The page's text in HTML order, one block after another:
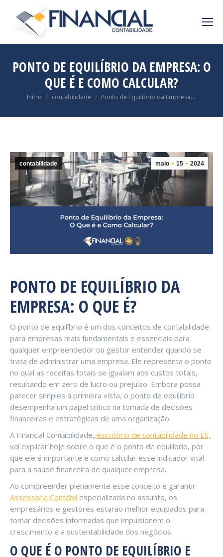
PONTO DE EQUILÍBRIO DA EMPRESA: O
QUE É E COMO CALCULAR?
Você está aqui:
Início contabilidade Ponto de Equilíbrio da Empresa:…
maio 15 2024
contabilidade
PONTO DE EQUILÍBRIO DA
EMPRESA: O QUE É?
O ponto de equilíbrio é um dos conceitos de contabilidade
para empresas mais fundamentais e essenciais para
qualquer empreendedor ou gestor entender quando se
trata de administrar uma empresa. Ele representa o ponto
no qual as receitas totais se igualam aos custos totais,
resultando em zero de lucro ou prejuízo. Embora possa
parecer simples à primeira vista, o ponto de equilíbrio
desempenha um papel crítico na tomada de decisões
financeiras e estratégicas de uma organização.
A Financial Contabilidade, escritório de contabilidade no ES,
vai explicar hoje sobre o que é o ponto de equilíbrio, por
que ele é importante e como calcular esse indicador vital
para a saúde financeira de qualquer empresa.
Ao compreender plenamente esse conceito e garantir
Assessoria Contábil especializada no assunto, os
empresários e gestores estarão melhor equipados para
tomar decisões informadas que impulsionem o
crescimento e a sustentabilidade dos negócios.
O QUE É O PONTO DE EQUILÍBRIO E